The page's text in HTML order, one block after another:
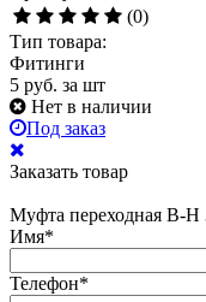
(0)
Тип товара:
Фитинги
5 руб. за шт
Нет в наличии
Под заказ
Заказать товар
Муфта переходная В-Н
Имя*
Телефон*